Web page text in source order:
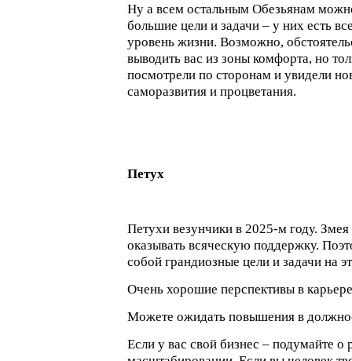
Ну а всем остальным Обезьянам
большие цели и задачи – у них есть
уровень жизни. Возможно,
выводить вас из зоны комфорта, но
посмотрели по сторонам и увидели
саморазвития и процветания.
Петух
Петухи везунчики в 2025-м году.
оказывать всяческую поддержку.
собой грандиозные цели и задачи на
Очень хорошие перспективы в
Можете ожидать повышения в
Если у вас свой бизнес – подумайте о